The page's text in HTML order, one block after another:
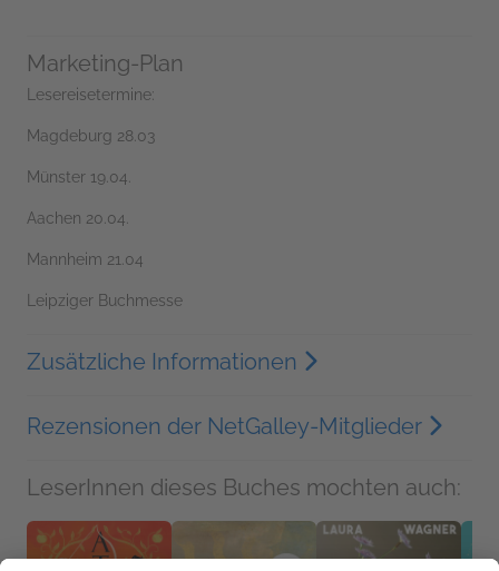
Marketing-Plan
Lesereisetermine:
Magdeburg 28.03
Münster 19.04.
Aachen 20.04.
Mannheim 21.04
Leipziger Buchmesse
Zusätzliche Informationen
Rezensionen der NetGalley-Mitglieder
LeserInnen dieses Buches mochten auch: